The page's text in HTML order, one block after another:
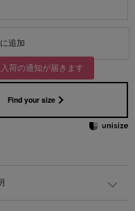
追加
荷の通知が届きます
Find your size